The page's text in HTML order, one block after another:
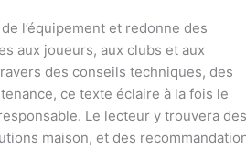
l’équipement et redonne des
aux joueurs, aux clubs et aux
des conseils techniques, des
ce texte éclaire à la fois le
Le lecteur y trouvera des
maison, et des